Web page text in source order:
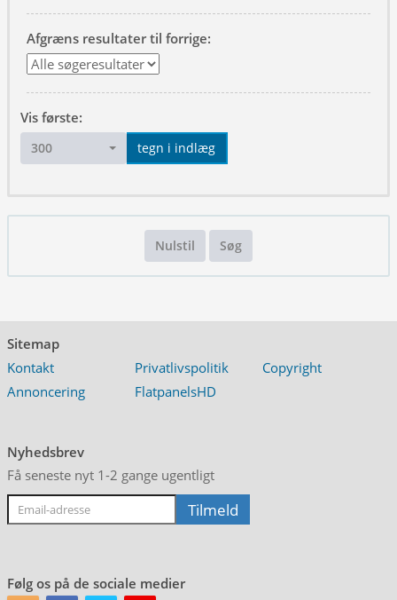
Afgræns resultater til forrige:
Vis første:
300 tegn i indlæg
Nulstil Søg
Sitemap
Kontakt
Privatlivspolitik
Copyright
Annoncering
FlatpanelsHD
Nyhedsbrev
Få seneste nyt 1-2 gange ugentligt
Følg os på de sociale medier